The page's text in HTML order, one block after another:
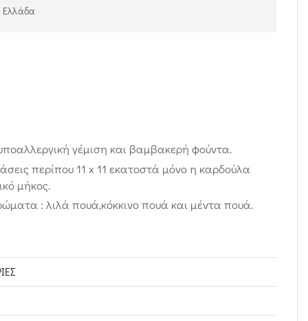
Ελλάδα
γέμιση και βαμβακερή φούντα.
περίπου 11 x 11 εκατοστά μόνο η καρδούλα
μήκος.
: λιλά πουά,κόκκινο πουά και μέντα πουά.